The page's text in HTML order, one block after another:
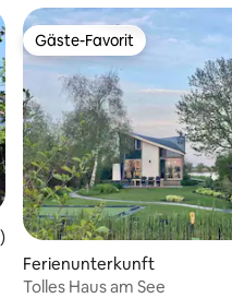
Bewertung: 4,95 von
Gäste-Favorit
Gäste-Favorit
Ferienunterkunft
Tolles Haus am See